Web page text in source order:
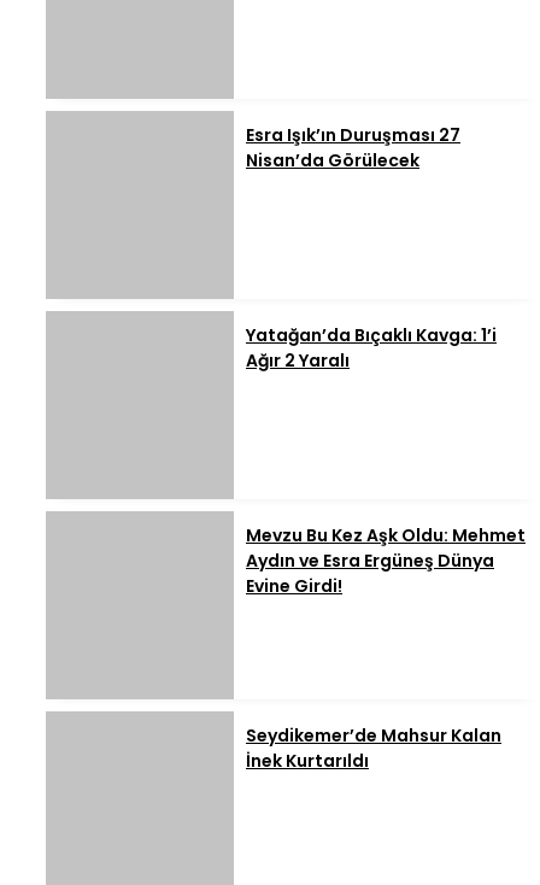
Esra Işık’ın Duruşması 27
Nisan’da Görülecek
Yatağan’da Bıçaklı Kavga: 1’i
Ağır 2 Yaralı
Mevzu Bu Kez Aşk Oldu: Mehmet
Aydın ve Esra Ergüneş Dünya
Evine Girdi!
Seydikemer’de Mahsur Kalan
İnek Kurtarıldı